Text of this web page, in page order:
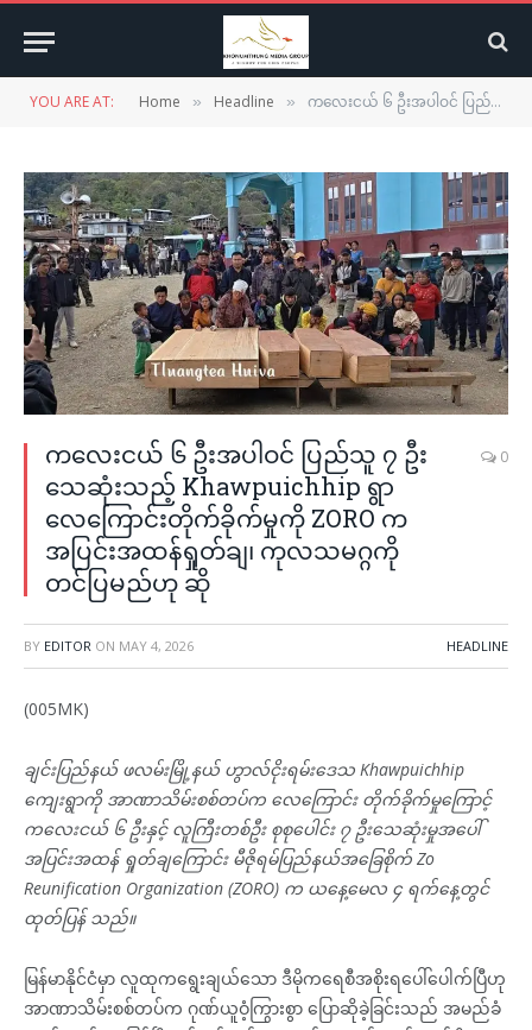
YOU ARE AT: Home » Headline » ကလေးငယ် ၆ ဦးအပါဝင် ပြည်သူ ၇ ဦးသေဆုံးသည့် Khawpuichhip ရွာလေကြောင်းတိုက်ခိုက်မှုကို ZORO က အပြင်းအထန်ရှုတ်ချ၊ ကုလသမဂ္ဂကို တင်ပြမည်ဟု ဆို
ကလေးငယ် ၆ ဦးအပါဝင် ပြည်သူ ၇ ဦး
သေဆုံးသည့် Khawpuichhip ရွာ
လေကြောင်းတိုက်ခိုက်မှုကို ZORO က
အပြင်းအထန်ရှုတ်ချ၊ ကုလသမဂ္ဂကို
တင်ပြမည်ဟု ဆို
0
BY EDITOR ON MAY 4, 2026 HEADLINE
(005MK)
ချင်းပြည်နယ် ဖလမ်းမြို့နယ် ဟွာလ်ငိုးရမ်းဒေသ Khawpuichhip
ကျေးရွာကို အာဏာသိမ်းစစ်တပ်က လေကြောင်း တိုက်ခိုက်မှုကြောင့်
ကလေးငယ် ၆ ဦးနှင့် လူကြီးတစ်ဦး စုစုပေါင်း ၇ ဦးသေဆုံးမှုအပေါ်
အပြင်းအထန် ရှုတ်ချကြောင်း မီဇိုရမ်ပြည်နယ်အခြေစိုက် Zo
Reunification Organization (ZORO) က ယနေ့မေလ ၄ ရက်နေ့တွင်
ထုတ်ပြန် သည်။
မြန်မာနိုင်ငံမှာ လူထုကရွေးချယ်သော ဒီမိုကရေစီအစိုးရပေါ်ပေါက်ပြီဟု
အာဏာသိမ်းစစ်တပ်က ဂုဏ်ယူဝံ့ကြွားစွာ ပြောဆိုခဲ့ခြင်းသည် အမည်ခံ